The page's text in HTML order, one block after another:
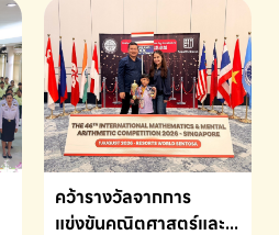
คว้ารางวัลจากการ
แข่งขันคณิตศาสตร์และ